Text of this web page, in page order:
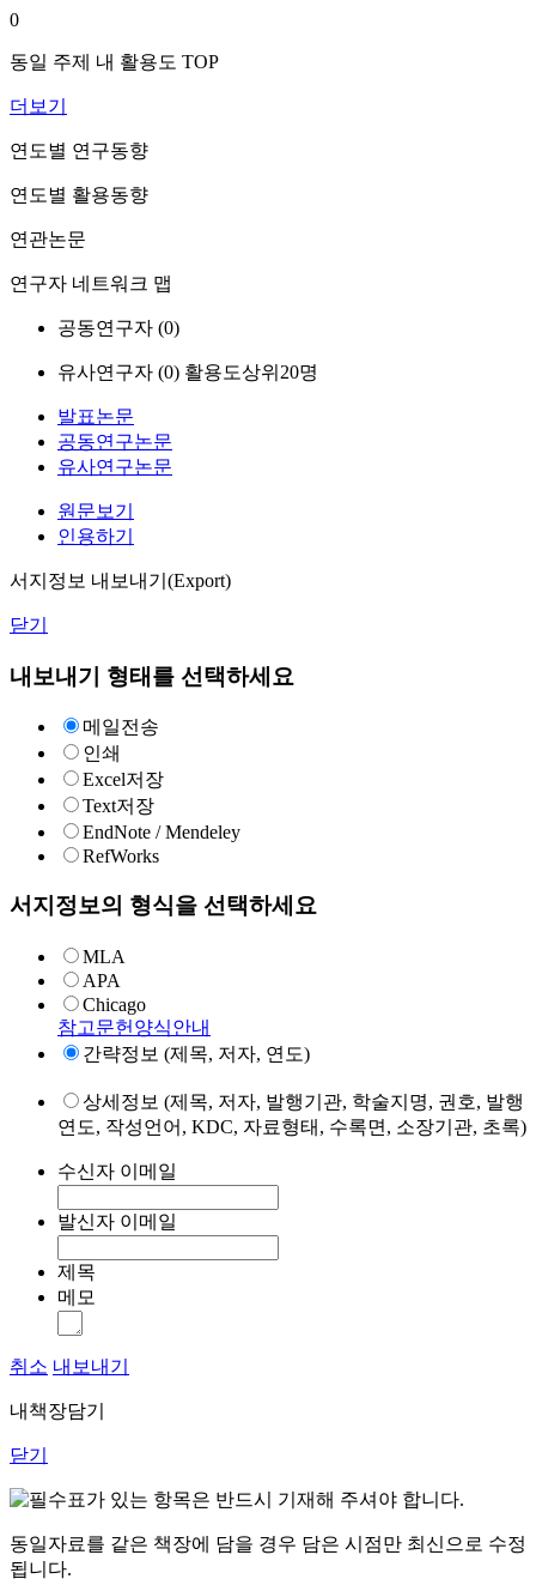
0
동일 주제 내 활용도 TOP
더보기
연도별 연구동향
연도별 활용동향
연관논문
연구자 네트워크 맵
공동연구자 (0)
유사연구자 (0) 활용도상위20명
발표논문
공동연구논문
유사연구논문
원문보기
인용하기
서지정보 내보내기(Export)
닫기
내보내기 형태를 선택하세요
메일전송
인쇄
Excel저장
Text저장
EndNote / Mendeley
RefWorks
서지정보의 형식을 선택하세요
MLA
APA
Chicago
참고문헌양식안내
간략정보 (제목, 저자, 연도)
상세정보 (제목, 저자, 발행기관, 학술지명, 권호, 발행
연도, 작성언어, KDC, 자료형태, 수록면, 소장기관, 초록)
수신자 이메일
발신자 이메일
제목
메모
취소 내보내기
내책장담기
닫기
표가 있는 항목은 반드시 기재해 주셔야 합니다.
동일자료를 같은 책장에 담을 경우 담은 시점만 최신으로 수정
됩니다.